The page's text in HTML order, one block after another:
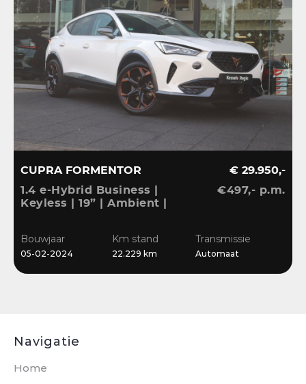
CUPRA FORMENTOR
1.4 e-Hybrid Business |
Keyless | 19” | Ambient |
CarPlay
€ 29.950,-
€497,- p.m.
Bouwjaar
05-02-2024
Km stand
22.229 km
Transmissie
Automaat
Navigatie
Home